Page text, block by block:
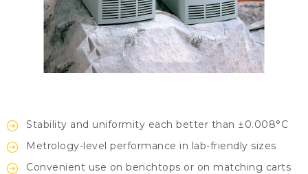
Obchodné podmienky GDPR Slovník pojmov
Stability and uniformity each better than ±0.008°C
Metrology-level performance in lab-friendly sizes
Convenient use on benchtops or on matching carts